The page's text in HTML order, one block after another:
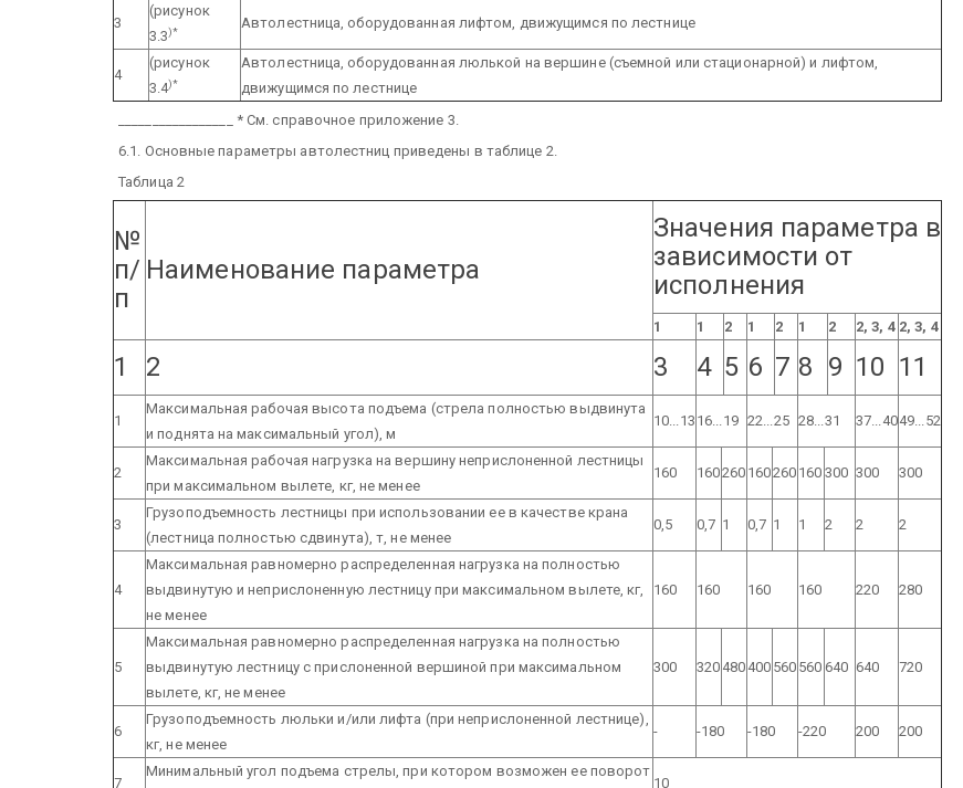
3
(рисунок
3.3)*
Автолестница, оборудованная лифтом, движущимся по лестнице
4
(рисунок
3.4)*
Автолестница, оборудованная люлькой на вершине (съемной или стационарной) и лифтом,
движущимся по лестнице
* См. справочное приложение 3.
6.1. Основные параметры автолестниц приведены в таблице 2.
Таблица 2
№
п/
п
Наименование параметра
Значения параметра в
зависимости от
исполнения
1 1 2 1 2 1 2 2, 3, 4 2, 3, 4
1 2 3 4 5 6 7 8 9 10 11
1
Максимальная рабочая высота подъема (стрела полностью выдвинута
и поднята на максимальный угол), м
10...13 16...19 22...25 28...31 37...4049...52
2
Максимальная рабочая нагрузка на вершину неприслоненной лестницы
при максимальном вылете, кг, не менее
160 160260 160260 160 300 300 300
3
Грузоподъемность лестницы при использовании ее в качестве крана
(лестница полностью сдвинута), т, не менее
0,5 0,7 1 0,7 1 1 2 2 2
4
Максимальная равномерно распределенная нагрузка на полностью
выдвинутую и неприслоненную лестницу при максимальном вылете, кг,
не менее
160 160 160 160 220 280
5
Максимальная равномерно распределенная нагрузка на полностью
выдвинутую лестницу с прислоненной вершиной при максимальном
вылете, кг, не менее
300 320 480 400 560 560 640 640 720
6
Грузоподъемность люльки и/или лифта (при неприслоненной лестнице),
кг, не менее
- -180 -180 -220 200 200
7
Минимальный угол подъема стрелы, при котором возможен ее поворот
10